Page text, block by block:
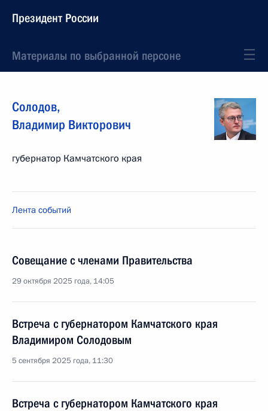
Президент России
Материалы по выбранной персоне
Солодов,
Владимир Викторович
губернатор Камчатского края
Лента событий
Совещание с членами Правительства
29 октября 2025 года, 14:05
Встреча с губернатором Камчатского края
Владимиром Солодовым
5 сентября 2025 года, 11:30
Встреча с губернатором Камчатского края